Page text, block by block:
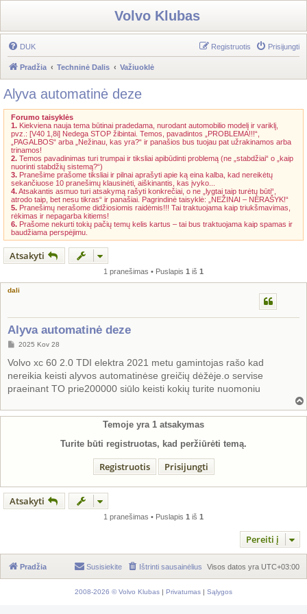
Volvo Klubas
DUK Prisijungti
Registruotis
Pradžia Techninė Dalis Važiuoklė
Alyva automatinė deze
Forumo taisyklės
1. Kiekviena nauja tema būtinai pradedama, nurodant automobilio modelį ir variklį,
pvz.: [V40 1,8i] Nedega STOP žibintai. Temos, pavadintos „PROBLEMA!!!“,
„PAGALBOS“ arba „Nežinau, kas yra?“ ir panašios bus tuojau pat užrakinamos arba
trinamos!
2. Temos pavadinimas turi trumpai ir tiksliai apibūdinti problemą (ne „stabdžiai“ o „kaip
nuorinti stabdžių sistemą?“)
3. Pranešime prašome tiksliai ir pilnai aprašyti apie ką eina kalba, kad nereikėtų
sekančiuose 10 pranešimų klausinėti, aiškinantis, kas įvyko...
4.Atsakantis asmuo turi atsakymą rašyti konkrečiai, o ne „lygtai taip turėtų būti“,
atrodo taip, bet nesu tikras“ ir panašiai. Pagrindinė taisyklė: „NEŽINAI – NERAŠYK!“
5. Pranešimų nerašome didžiosiomis raidėmis!!! Tai traktuojama kaip triukšmavimas,
rėkimas ir nepagarba kitiems!
6. Prašome nekurti tokių pačių temų kelis kartus – tai bus traktuojama kaip spamas ir
baudžiama perspėjimu.
Atsakyti
1 pranešimas • Puslapis 1 iš 1
dali
Alyva automatinė deze
S
a
n
d
r
i
n
2025 Kov 28
Volvo xc 60 2.0 TDI elektra 2021 metu gamintojas rašo kad
nereikia keisti alyvos automatinėse greičių dėžėje.o servise
praeinant TO prie200000 siūlo keisti kokių turite nuomoniu
i
Temoje yra 1 atsakymas
Turite būti registruotas, kad peržiūrėti temą.
Registruotis Prisijungti
Atsakyti
1 pranešimas • Puslapis 1 iš 1
Pereiti į
Pradžia Visos datos yra UTC+03:00
Ištrinti sausainėlius
Susisiekite
2008-2026 © Volvo Klubas | Privatumas | Sąlygos